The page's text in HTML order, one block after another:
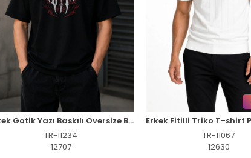
Erkek Gotik Yazı Baskılı Oversize Bisiklet Yaka T-Shirt - Siyah
TR-11234
12707
TR-11067
12630